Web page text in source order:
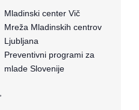
Mladinski center Vič
Mreža Mladinskih centrov
Ljubljana
Preventivni programi za
mlade Slovenije